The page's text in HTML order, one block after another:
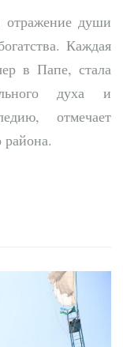
души
Каждая
в Папе, стала
духа и
отмечает